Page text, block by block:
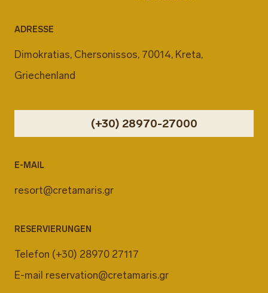
ADRESSE
Dimokratias, Chersonissos, 70014, Kreta,
Griechenland
(+30) 28970-27000
E-MAIL
resort@cretamaris.gr
RESERVIERUNGEN
Telefon (+30) 28970 27117
E-mail reservation@cretamaris.gr